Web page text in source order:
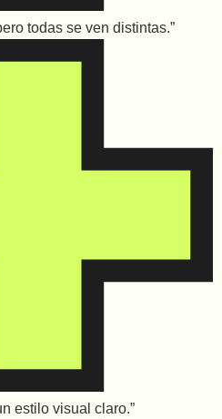
todas se ven distintas.”
estilo visual claro.”